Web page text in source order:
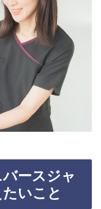
ースジャ
いこと